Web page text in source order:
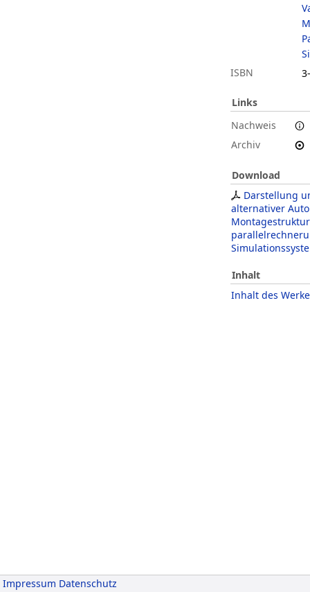
ISBN
Links
Nachweis
Archiv
Download
Darstellung
alternativer
Inhalt
Inhalt des
Impressum Datenschutz